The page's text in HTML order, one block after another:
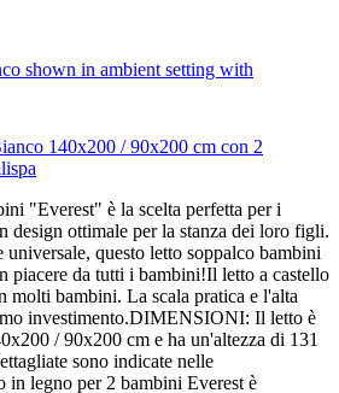
140x200 / 90x200 cm con 2
"Everest" è la scelta perfetta per i
design ottimale per la stanza dei loro figli.
questo letto soppalco bambini
piacere da tutti i bambini!Il letto a castello
molti bambini. La scala pratica e l'alta
investimento.DIMENSIONI: Il letto è
/ 90x200 cm e ha un'altezza di 131
sono indicate nelle
legno per 2 bambini Everest è